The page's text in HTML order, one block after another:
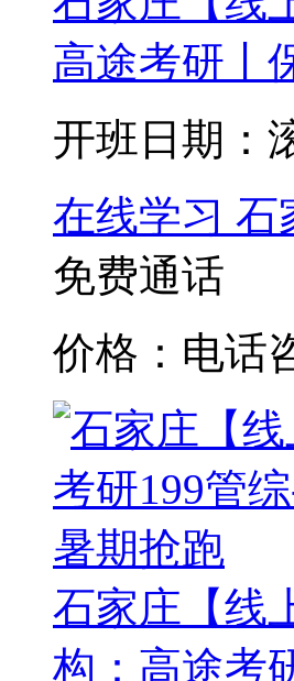
高途考研丨
开班日期：
在线学习 石
免费通话
价格：电话
石家庄【线
构：高途考